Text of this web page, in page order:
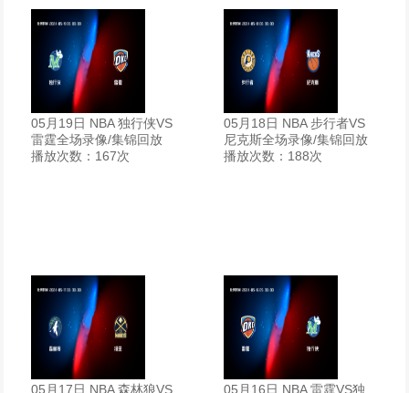
05月19日 NBA 独行侠VS
雷霆全场录像/集锦回放
播放次数：167次
05月18日 NBA 步行者VS
尼克斯全场录像/集锦回放
播放次数：188次
05月17日 NBA 森林狼VS 05月16日 NBA 雷霆VS独